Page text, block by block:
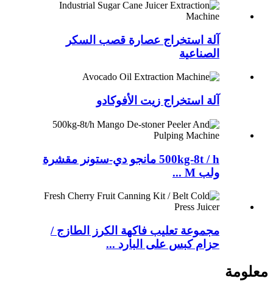
آلة استخراج عصارة قصب السكر
الصناعية
آلة استخراج زيت الأفوكادو
500kg-8t / h مانجو دي-ستونر مقشرة
ولب M ...
مجموعة تعليب فاكهة الكرز الطازج /
حزام كبس على البارد ...
معلومة